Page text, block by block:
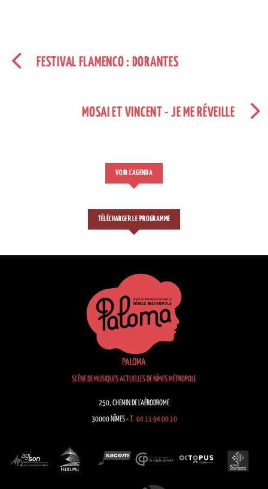
FESTIVAL FLAMENCO : DORANTES
MOSAI ET VINCENT - JE ME RÉVEILLE
VOIR L'AGENDA
TÉLÉCHARGER LE PROGRAMME
PALOMA
SCÈNE DE MUSIQUES ACTUELLES DE NÎMES MÉTROPOLE
250, CHEMIN DE L’AÉRODROME
30000 NÎMES -T. 04 11 94 00 10